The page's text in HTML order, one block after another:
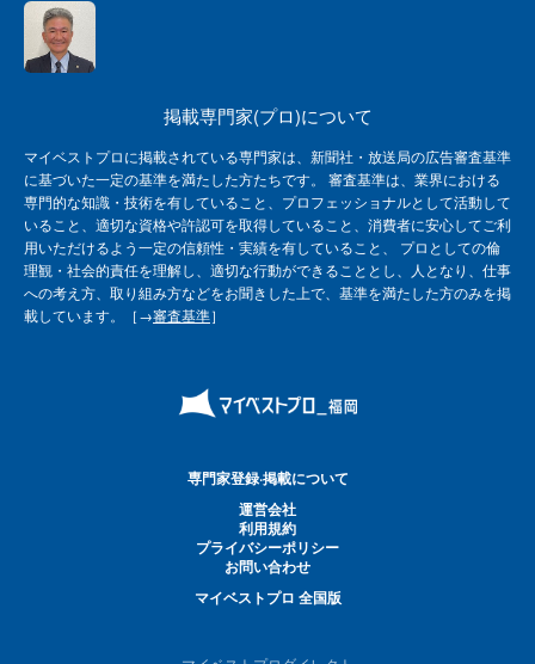
掲載専門家(プロ)について
マイベストプロに掲載されている専門家は、新聞社・放送局の広告審査基準
に基づいた一定の基準を満たした方たちです。 審査基準は、業界における
専門的な知識・技術を有していること、プロフェッショナルとして活動して
いること、適切な資格や許認可を取得していること、消費者に安心してご利
用いただけるよう一定の信頼性・実績を有していること、 プロとしての倫
理観・社会的責任を理解し、適切な行動ができることとし、人となり、仕事
への考え方、取り組み方などをお聞きした上で、基準を満たした方のみを掲
載しています。［→審査基準］
専門家登録·掲載について
運営会社
利用規約
プライバシーポリシー
お問い合わせ
マイベストプロ 全国版